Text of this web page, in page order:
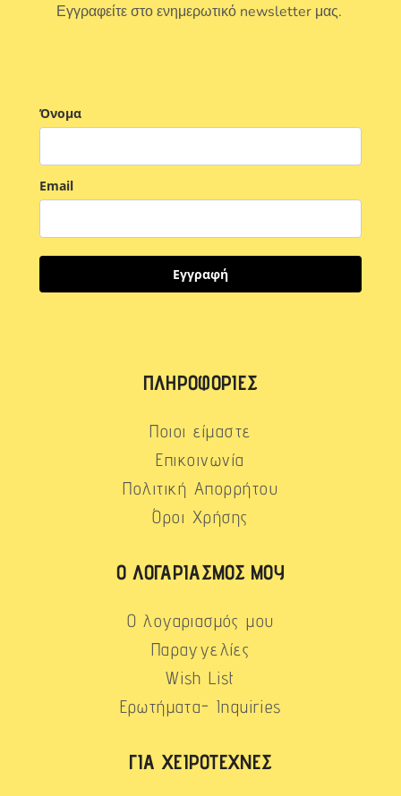
Εγγραφείτε στο ενημερωτικό newsletter μας.
Όνομα
Email
Εγγραφή
ΠΛΗΡΟΦΟΡΊΕΣ
Ποιοι είμαστε
Επικοινωνία
Πολιτική Απορρήτου
Όροι Χρήσης
Ο ΛΟΓΑΡΙΑΣΜΌΣ ΜΟΥ
Ο λογαριασμός μου
Παραγγελίες
Wish List
Ερωτήματα- Inquiries
ΓΙΑ ΧΕΙΡΟΤΈΧΝΕΣ